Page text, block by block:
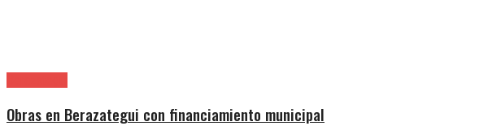
Obras en Berazategui con financiamiento municipal